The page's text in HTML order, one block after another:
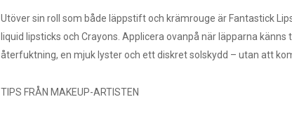
Utöver sin roll som både läppstift och krämrouge är Fantastick
liquid lipsticks och Crayons. Applicera ovanpå när läpparna
återfuktning, en mjuk lyster och ett diskret solskydd – utan att
TIPS FRÅN MAKEUP-ARTISTEN